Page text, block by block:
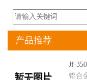
产品推荐
Jf-
铝合